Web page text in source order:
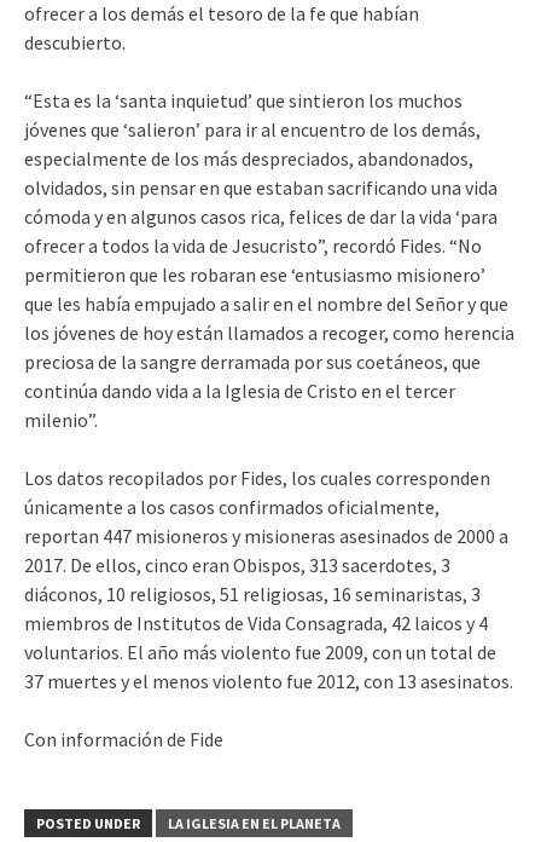
ofrecer a los demás el tesoro de la fe que habían
descubierto.
“Esta es la ‘santa inquietud’ que sintieron los muchos
jóvenes que ‘salieron’ para ir al encuentro de los demás,
especialmente de los más despreciados, abandonados,
olvidados, sin pensar en que estaban sacrificando una vida
cómoda y en algunos casos rica, felices de dar la vida ‘para
ofrecer a todos la vida de Jesucristo”, recordó Fides. “No
permitieron que les robaran ese ‘entusiasmo misionero’
que les había empujado a salir en el nombre del Señor y que
los jóvenes de hoy están llamados a recoger, como herencia
preciosa de la sangre derramada por sus coetáneos, que
continúa dando vida a la Iglesia de Cristo en el tercer
milenio”.
Los datos recopilados por Fides, los cuales corresponden
únicamente a los casos confirmados oficialmente,
reportan 447 misioneros y misioneras asesinados de 2000 a
2017. De ellos, cinco eran Obispos, 313 sacerdotes, 3
diáconos, 10 religiosos, 51 religiosas, 16 seminaristas, 3
miembros de Institutos de Vida Consagrada, 42 laicos y 4
voluntarios. El año más violento fue 2009, con un total de
37 muertes y el menos violento fue 2012, con 13 asesinatos.
Con información de Fide
POSTED UNDER LA IGLESIA EN EL PLANETA